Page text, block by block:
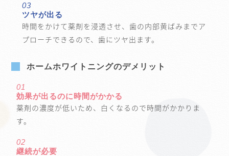
03
ツヤが出る
時間をかけて薬剤を浸透させ、歯の内部黄ばみまでア
プローチできるので、歯にツヤ出ます。
ホームホワイトニングのデメリット
01
効果が出るのに時間がかかる
薬剤の濃度が低いため、白くなるので時間がかかりま
す。
02
継続が必要